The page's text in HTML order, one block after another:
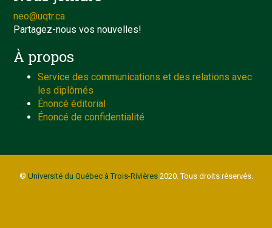
neo@uqtr.ca
Partagez-nous vos nouvelles!
À propos
Service des communications et des relations avec
les diplômés
Énoncé éditorial
Énoncé de confidentialité
© Université du Québec à Trois-Rivières2020. Tous droits réservés.